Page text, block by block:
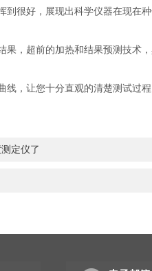
很好，展现出科学仪器在现在种
超前的加热和结果预测技术
让您十分直观的清楚测试过
定仪了